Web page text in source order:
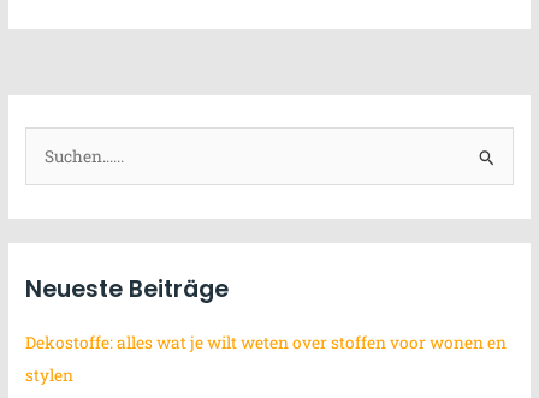
u
c
e
n
a
Neueste Beiträge
Dekostoffe: alles wat je wilt weten over stoffen voor wonen en
stylen